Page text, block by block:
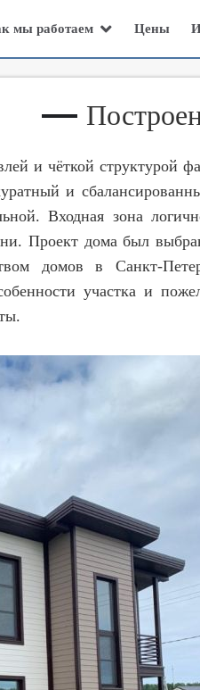
мы работаем Цены
и чёткой структурой
и
Входная зона
Проект дома был
домов в Санкт-
участка и